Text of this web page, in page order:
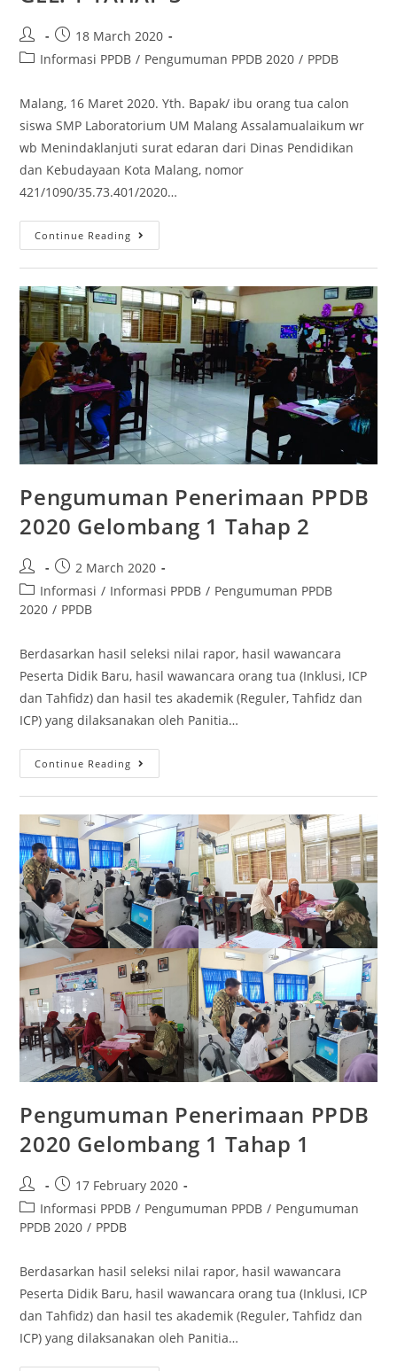
18 March 2020
Informasi PPDB / Pengumuman PPDB 2020 / PPDB
Malang, 16 Maret 2020. Yth. Bapak/ ibu orang tua calon
siswa SMP Laboratorium UM Malang Assalamualaikum wr
wb Menindaklanjuti surat edaran dari Dinas Pendidikan
dan Kebudayaan Kota Malang, nomor
421/1090/35.73.401/2020…
Continue Reading
Pengumuman Penerimaan PPDB
2020 Gelombang 1 Tahap 2
2 March 2020
Informasi / Informasi PPDB / Pengumuman PPDB
2020 / PPDB
Berdasarkan hasil seleksi nilai rapor, hasil wawancara
Peserta Didik Baru, hasil wawancara orang tua (Inklusi, ICP
dan Tahfidz) dan hasil tes akademik (Reguler, Tahfidz dan
ICP) yang dilaksanakan oleh Panitia…
Continue Reading
Pengumuman Penerimaan PPDB
2020 Gelombang 1 Tahap 1
17 February 2020
Informasi PPDB / Pengumuman PPDB / Pengumuman
PPDB 2020 / PPDB
Berdasarkan hasil seleksi nilai rapor, hasil wawancara
Peserta Didik Baru, hasil wawancara orang tua (Inklusi, ICP
dan Tahfidz) dan hasil tes akademik (Reguler, Tahfidz dan
ICP) yang dilaksanakan oleh Panitia…